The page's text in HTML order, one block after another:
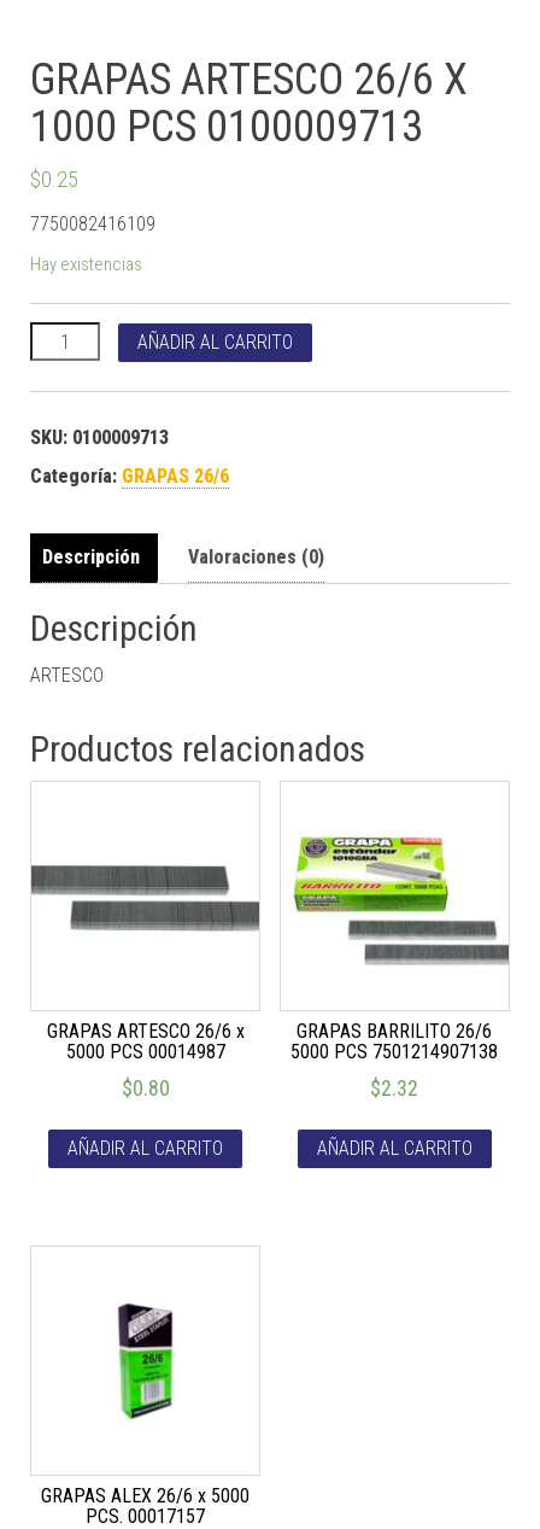
GRAPAS ARTESCO 26/6 X
1000 PCS 0100009713
$0.25
7750082416109
Hay existencias
GRAPAS ARTESCO 26/6 X 1000 PCS 0100009713 cantidad
AÑADIR AL CARRITO
SKU: 0100009713
Categoría: GRAPAS 26/6
Descripción Valoraciones (0)
Descripción
ARTESCO
Productos relacionados
GRAPAS ARTESCO 26/6 x
5000 PCS 00014987
$0.80
AÑADIR AL CARRITO
GRAPAS BARRILITO 26/6
5000 PCS 7501214907138
$2.32
AÑADIR AL CARRITO
GRAPAS ALEX 26/6 x 5000
PCS. 00017157